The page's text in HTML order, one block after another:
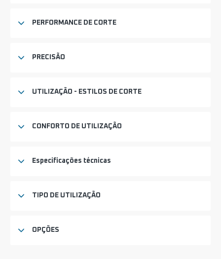
PERFORMANCE DE CORTE
PRECISÃO
UTILIZAÇÃO - ESTILOS DE CORTE
CONFORTO DE UTILIZAÇÃO
Especificações técnicas
TIPO DE UTILIZAÇÃO
OPÇÕES